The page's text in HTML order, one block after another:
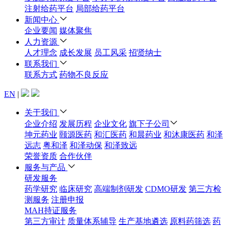
注射给药平台 局部给药平台
新闻中心
企业要闻 媒体聚焦
人力资源
人才理念 成长发展 员工风采 招贤纳士
联系我们
联系方式 药物不良反应
EN |
关于我们
企业介绍 发展历程 企业文化 旗下子公司
坤元药业 颐源医药 和汇医药 和晨药业 和沐康医药 和泽
远志 粤和泽 和泽动保 和泽致远
荣誉资质 合作伙伴
服务与产品
研发服务
药学研究 临床研究 高端制剂研发 CDMO研发 第三方检
测服务 注册申报
MAH持证服务
第三方审计 质量体系辅导 生产基地遴选 原料药筛选 药